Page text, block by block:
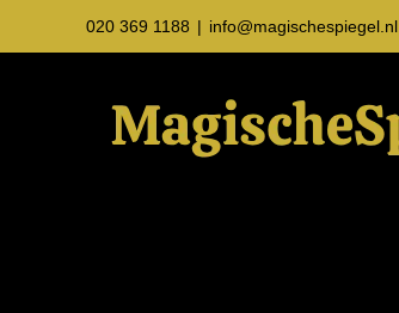
naar
020 369 1188 | info@magischespiegel.nl